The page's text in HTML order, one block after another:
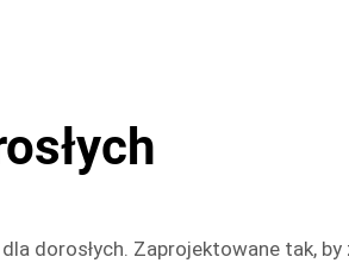
dorosłych. Zaprojektowane tak, by